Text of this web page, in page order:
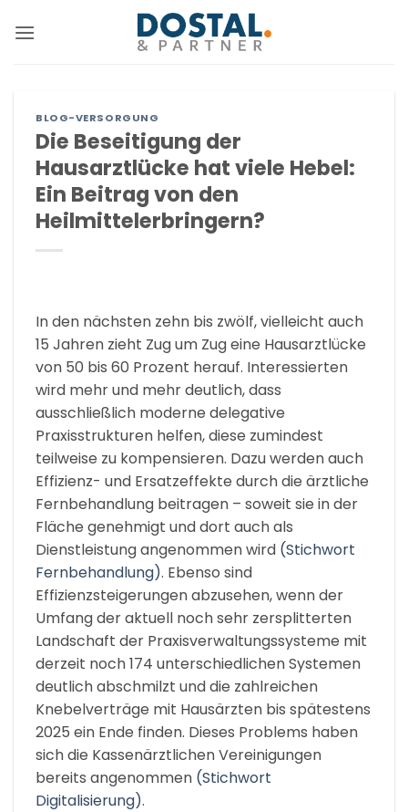
Inhalt
BLOG-VERSORGUNG
Die Beseitigung der
Hausarztlücke hat viele Hebel:
Ein Beitrag von den
Heilmittelerbringern?
In den nächsten zehn bis zwölf, vielleicht auch
15 Jahren zieht Zug um Zug eine Hausarztlücke
von 50 bis 60 Prozent herauf. Interessierten
wird mehr und mehr deutlich, dass
ausschließlich moderne delegative
Praxisstrukturen helfen, diese zumindest
teilweise zu kompensieren. Dazu werden auch
Effizienz- und Ersatzeffekte durch die ärztliche
Fernbehandlung beitragen – soweit sie in der
Fläche genehmigt und dort auch als
Dienstleistung angenommen wird (Stichwort
Fernbehandlung). Ebenso sind
Effizienzsteigerungen abzusehen, wenn der
Umfang der aktuell noch sehr zersplitterten
Landschaft der Praxisverwaltungssysteme mit
derzeit noch 174 unterschiedlichen Systemen
deutlich abschmilzt und die zahlreichen
Knebelverträge mit Hausärzten bis spätestens
2025 ein Ende finden. Dieses Problems haben
sich die Kassenärztlichen Vereinigungen
bereits angenommen (Stichwort
Digitalisierung).